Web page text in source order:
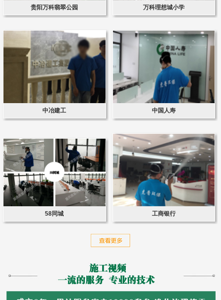
贵阳万科翡翠公园 万科理想城小学
中冶建工 中国人寿
58同城 工商银行